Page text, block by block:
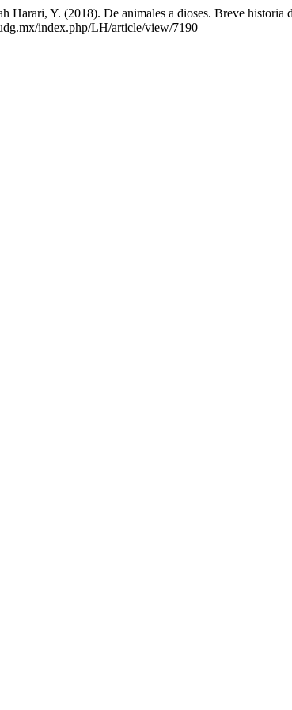
Harari, Y. (2018). De animales a dioses. Breve historia
index.php/LH/article/view/7190